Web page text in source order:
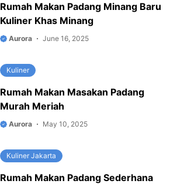
Rumah Makan Padang Minang Baru
Kuliner Khas Minang
Aurora June 16, 2025
Kuliner
Rumah Makan Masakan Padang
Murah Meriah
Aurora May 10, 2025
Kuliner Jakarta
Rumah Makan Padang Sederhana